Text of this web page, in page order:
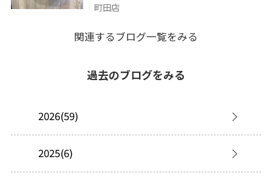
町田店
関連するブログ一覧をみる
過去のブログをみる
2026(59)
2025(6)